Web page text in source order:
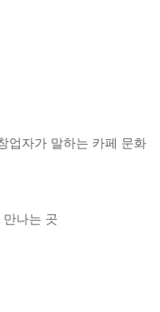
업자가 말하는 카페 문화
나는 곳